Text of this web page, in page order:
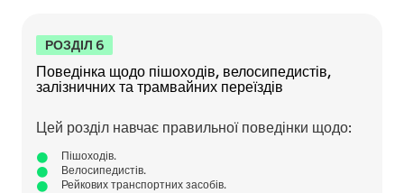
РОЗДІЛ 6
Поведінка щодо пішоходів, велосипедистів,
залізничних та трамвайних переїздів
Цей розділ навчає правильної поведінки щодо:
Пішоходів.
Велосипедистів.
Рейкових транспортних засобів.